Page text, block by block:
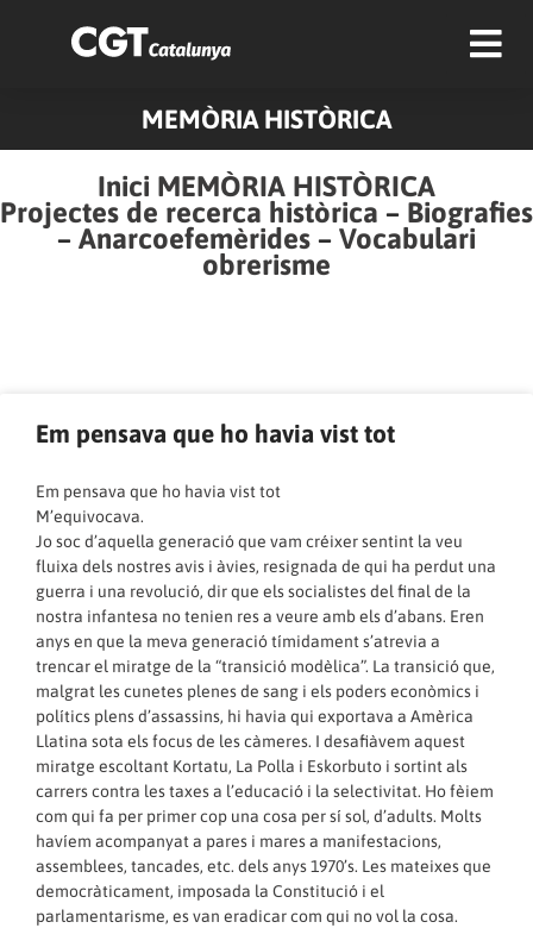
MEMÒRIA HISTÒRICA
Inici MEMÒRIA HISTÒRICA
Projectes de recerca històrica – Biografies
– Anarcoefemèrides – Vocabulari
obrerisme
Em pensava que ho havia vist tot
Em pensava que ho havia vist tot
M’equivocava.
Jo soc d’aquella generació que vam créixer sentint la veu
fluixa dels nostres avis i àvies, resignada de qui ha perdut una
guerra i una revolució, dir que els socialistes del final de la
nostra infantesa no tenien res a veure amb els d’abans. Eren
anys en que la meva generació tímidament s’atrevia a
trencar el miratge de la “transició modèlica”. La transició que,
malgrat les cunetes plenes de sang i els poders econòmics i
polítics plens d’assassins, hi havia qui exportava a Amèrica
Llatina sota els focus de les càmeres. I desafiàvem aquest
miratge escoltant Kortatu, La Polla i Eskorbuto i sortint als
carrers contra les taxes a l’educació i la selectivitat. Ho fèiem
com qui fa per primer cop una cosa per sí sol, d’adults. Molts
havíem acompanyat a pares i mares a manifestacions,
assemblees, tancades, etc. dels anys 1970’s. Les mateixes que
democràticament, imposada la Constitució i el
parlamentarisme, es van eradicar com qui no vol la cosa.